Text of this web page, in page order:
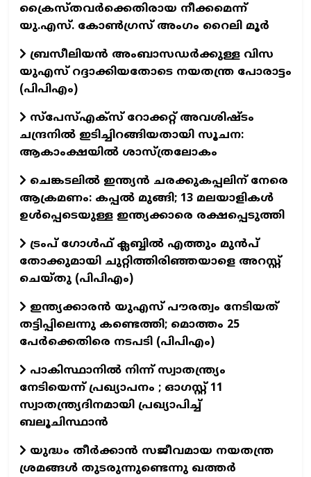
ക്രൈസ്തവർക്കെതിരായ നീക്കമെന്ന്
യു.എസ്. കോൺഗ്രസ് അംഗം റൈലി മൂർ
ബ്രസീലിയൻ അംബാസഡർക്കുള്ള വിസ
യുഎസ് റദ്ദാക്കിയതോടെ നയതന്ത്ര പോരാട്ടം
(പിപിഎം)
സ്‌പേസ്‌എക്‌സ് റോക്കറ്റ് അവശിഷ്ടം
ചന്ദ്രനിൽ ഇടിച്ചിറങ്ങിയതായി സൂചന:
ആകാംക്ഷയിൽ ശാസ്ത്രലോകം
ചെങ്കടലിൽ ഇന്ത്യൻ ചരക്കുകപ്പലിന് നേരെ
ആക്രമണം: കപ്പൽ മുങ്ങി; 13 മലയാളികൾ
ഉൾപ്പെടെയുള്ള ഇന്ത്യക്കാരെ രക്ഷപ്പെടുത്തി
ട്രംപ് ഗോൾഫ് ക്ലബ്ബിൽ എത്തും മുൻപ്
തോക്കുമായി ചുറ്റിത്തിരിഞ്ഞയാളെ അറസ്റ്റ്
ചെയ്തു (പിപിഎം)
ഇന്ത്യക്കാരൻ യുഎസ് പൗരത്വം നേടിയത്
തട്ടിപ്പിലെന്നു കണ്ടെത്തി; മൊത്തം 25
പേർക്കെതിരെ നടപടി (പിപിഎം)
പാകിസ്ഥാനിൽ നിന്ന് സ്വാതന്ത്ര്യം
നേടിയെന്ന് പ്രഖ്യാപനം ; ഓഗസ്റ്റ് 11
സ്വാതന്ത്ര്യദിനമായി പ്രഖ്യാപിച്ച്
ബലൂചിസ്ഥാൻ
യുദ്ധം തീർക്കാൻ സജീവമായ നയതന്ത്ര
ശ്രമങ്ങൾ തുടരുന്നുണ്ടെന്നു ഖത്തർ